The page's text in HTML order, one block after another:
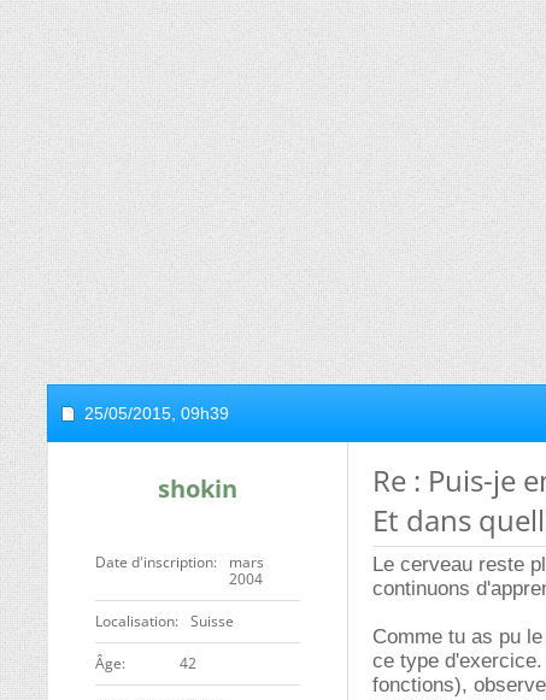
25/05/2015, 09h39
shokin
Date d'inscription
mars
2004
Localisation Suisse
ge 42
Re : Puis-je
Et dans
Le cerveau reste
continuons
Comme tu as pu
ce type
fonctions),